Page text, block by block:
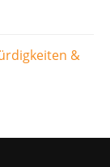
&